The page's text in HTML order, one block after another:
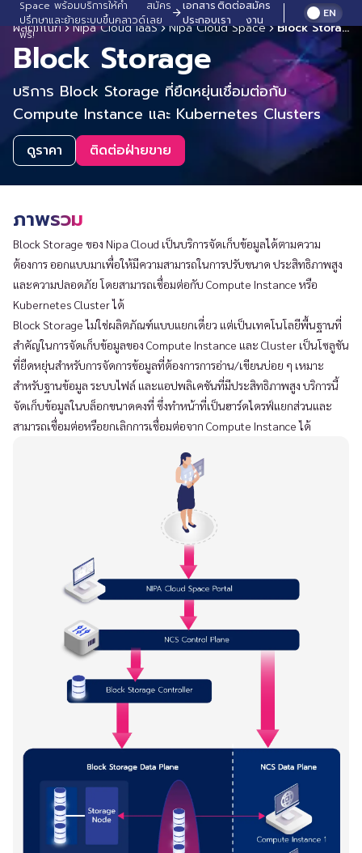
Space พร้อมบริการให้คำ
ปรึกษาและย้ายระบบขึ้นคลาวด์
ฟรี!
สมัคร
เลย
เอกสาร
ประกอบ
ติดต่อ
เรา
สมัคร
งาน
EN
ผลิตภัณฑ์ Nipa Cloud IaaS Nipa Cloud Space Block Storage
Block Storage
บริการ Block Storage ที่ยืดหยุ่นเชื่อมต่อกับ
Compute Instance และ Kubernetes Clusters
ดูราคา ติดต่อฝ่ายขาย
ภาพรวม
Block Storage ของ Nipa Cloud เป็นบริการจัดเก็บข้อมูลได้ตามความ
ต้องการ ออกแบบมาเพื่อให้มีความสามารถในการปรับขนาด ประสิทธิภาพสูง
และความปลอดภัย โดยสามารถเชื่อมต่อกับ Compute Instance หรือ
Kubernetes Cluster ได้
Block Storage ไม่ใช่ผลิตภัณฑ์แบบแยกเดี่ยว แต่เป็นเทคโนโลยีพื้นฐานที่
สำคัญในการจัดเก็บข้อมูลของ Compute Instance และ Cluster เป็นโซลูชัน
ที่ยืดหยุ่นสำหรับการจัดการข้อมูลที่ต้องการการอ่าน/เขียนบ่อย ๆ เหมาะ
สำหรับฐานข้อมูล ระบบไฟล์ และแอปพลิเคชันที่มีประสิทธิภาพสูง บริการนี้
จัดเก็บข้อมูลในบล็อกขนาดคงที่ ซึ่งทำหน้าที่เป็นฮาร์ดไดรฟ์แยกส่วนและ
สามารถเชื่อมต่อหรือยกเลิกการเชื่อมต่อจาก Compute Instance ได้